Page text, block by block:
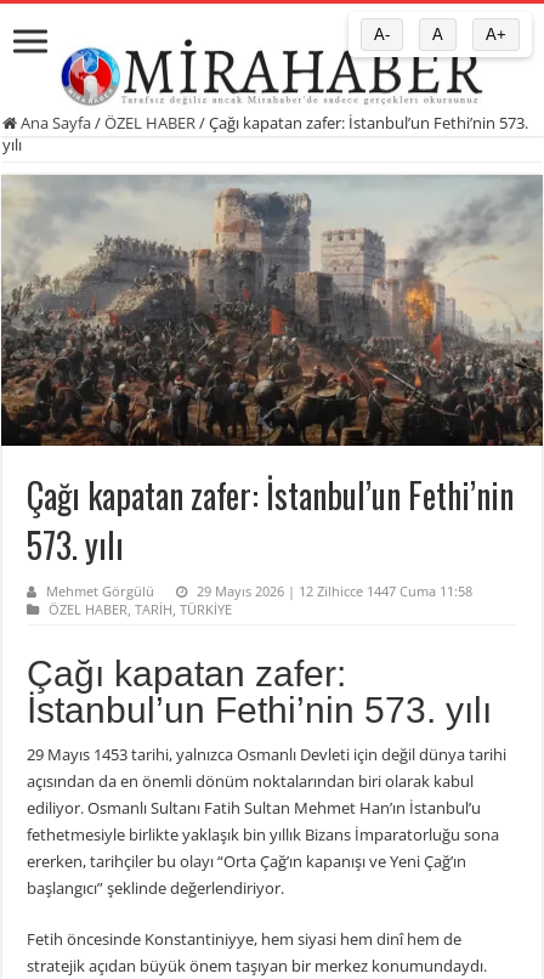
Ana Sayfa/ÖZEL HABER/Çağı kapatan zafer: İstanbul’un Fethi’nin 573.
yılı
Çağı kapatan zafer: İstanbul’un Fethi’nin
573. yılı
Mehmet Görgülü
29 Mayıs 2026 | 12 Zilhicce 1447 Cuma 11:58
ÖZEL HABER,TARİH,TÜRKİYE
Çağı kapatan zafer:
İstanbul’un Fethi’nin 573. yılı
29 Mayıs 1453 tarihi, yalnızca Osmanlı Devleti için değil dünya tarihi
açısından da en önemli dönüm noktalarından biri olarak kabul
ediliyor. Osmanlı Sultanı Fatih Sultan Mehmet Han’ın İstanbul’u
fethetmesiyle birlikte yaklaşık bin yıllık Bizans İmparatorluğu sona
ererken, tarihçiler bu olayı “Orta Çağ’ın kapanışı ve Yeni Çağ’ın
başlangıcı” şeklinde değerlendiriyor.
Fetih öncesinde Konstantiniyye, hem siyasi hem dinî hem de
stratejik açıdan büyük önem taşıyan bir merkez konumundaydı.
A- A A+